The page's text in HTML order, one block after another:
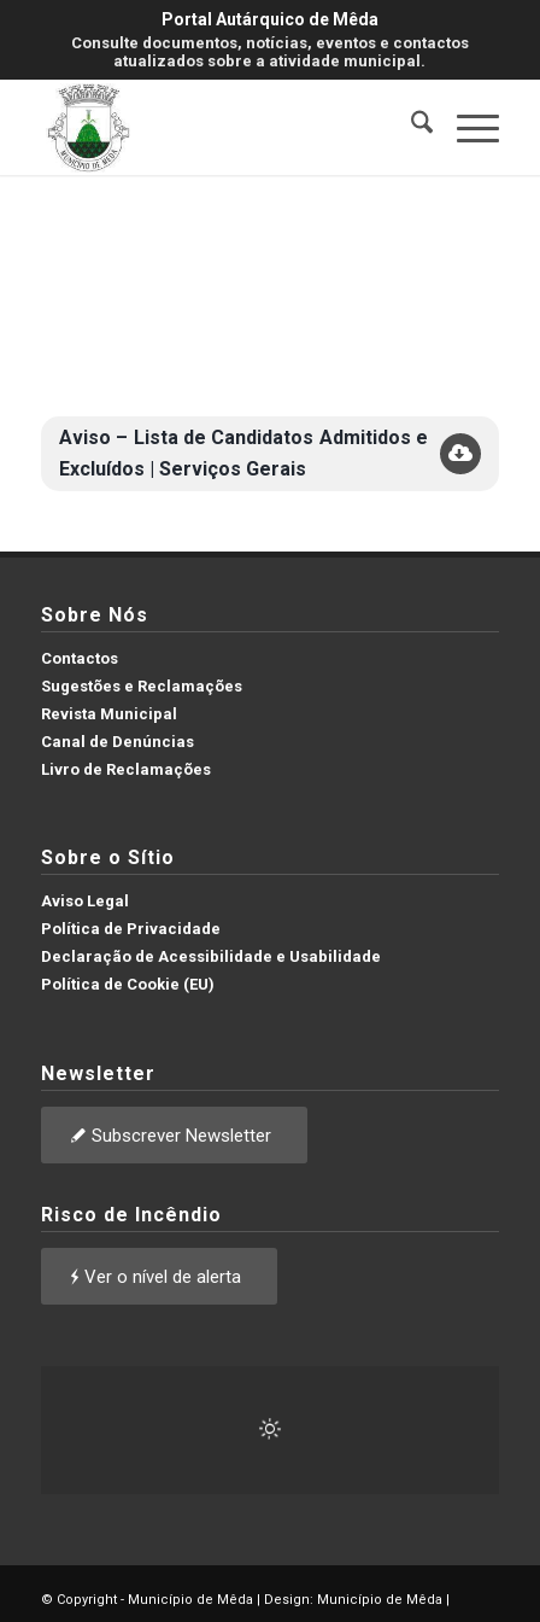
Portal Autárquico de Mêda
Consulte documentos, notícias, eventos e contactos
atualizados sobre a atividade municipal.
Aviso – Lista de Candidatos Admitidos e
Excluídos | Serviços Gerais
Sobre Nós
Contactos
Sugestões e Reclamações
Revista Municipal
Canal de Denúncias
Livro de Reclamações
Sobre o Sítio
Aviso Legal
Política de Privacidade
Declaração de Acessibilidade e Usabilidade
Política de Cookie (EU)
Newsletter
Subscrever Newsletter
Risco de Incêndio
Ver o nível de alerta
© Copyright - Município de Mêda | Design: Município de Mêda |